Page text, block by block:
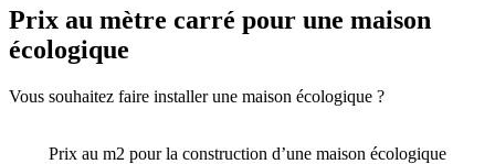
Prix au mètre carré pour une maison
écologique
Vous souhaitez faire installer une maison écologique ?
Prix au m2 pour la construction d’une maison écologique